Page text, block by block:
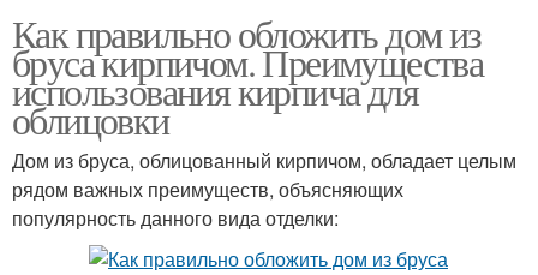
Как правильно обложить дом из
бруса кирпичом. Преимущества
использования кирпича для
облицовки
Дом из бруса, облицованный кирпичом, обладает целым
рядом важных преимуществ, объясняющих
популярность данного вида отделки: